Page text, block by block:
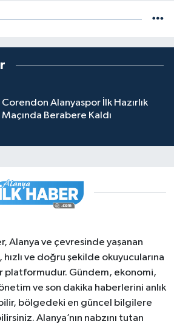
Corendon Alanyaspor İlk Hazırlık
Maçında Berabere Kaldı
Alanya ve çevresinde yaşanan
ve doğru şekilde okuyucularına
platformudur. Gündem, ekonomi,
ve son dakika haberlerini anlık
bölgedeki en güncel bilgilere
Alanya’nın nabzını tutan